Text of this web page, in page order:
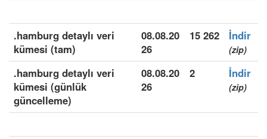
.hamburg detaylı veri
kümesi (tam)
08.08.20
26
15 262 İndir
(zip)
.hamburg detaylı veri
kümesi (günlük
güncelleme)
08.08.20
26
2 İndir
(zip)